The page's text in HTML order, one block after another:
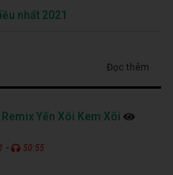
nhất 2021
Đọc thêm
Remix Yến Xôi Kem Xôi
- 50:55